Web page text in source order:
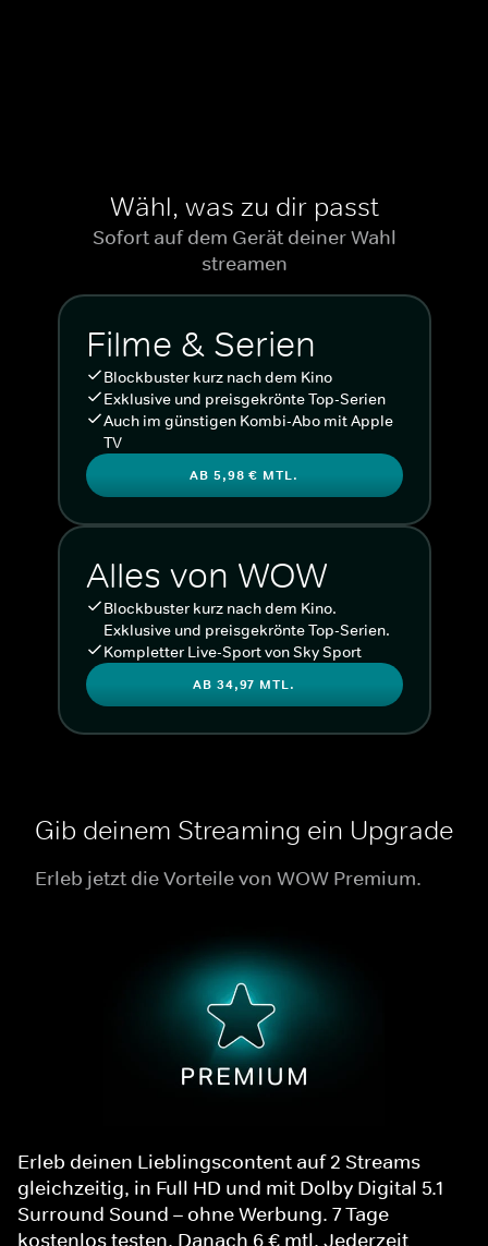
Wähl, was zu dir passt
Sofort auf dem Gerät deiner Wahl
streamen
Filme & Serien
Blockbuster kurz nach dem Kino
Exklusive und preisgekrönte Top-Serien
Auch im günstigen Kombi-Abo mit Apple
TV
AB 5,98 € MTL.
Alles von WOW
Blockbuster kurz nach dem Kino.
Exklusive und preisgekrönte Top-Serien.
Kompletter Live-Sport von Sky Sport
AB 34,97 MTL.
Gib deinem Streaming ein Upgrade
Erleb jetzt die Vorteile von WOW Premium.
Erleb deinen Lieblingscontent auf 2 Streams
gleichzeitig, in Full HD und mit Dolby Digital 5.1
Surround Sound – ohne Werbung. 7 Tage
kostenlos testen. Danach 6 € mtl. Jederzeit